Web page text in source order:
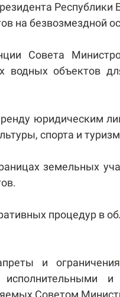
Республики
на безвозмездной
Министров
водных объектов
юридическим
спорта и
земельных
процедур в
и ограничения
исполнительными
Советом